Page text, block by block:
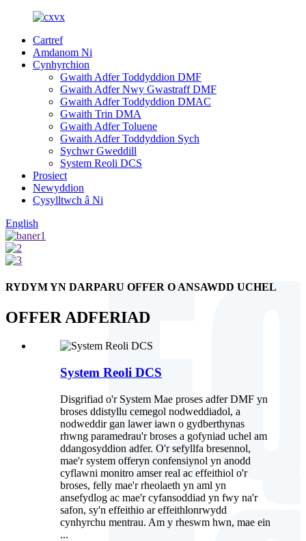
Cartref
Amdanom Ni
Cynhyrchion
Gwaith Adfer Toddyddion DMF
Gwaith Adfer Nwy Gwastraff DMF
Gwaith Adfer Toddyddion DMAC
Gwaith Trin DMA
Gwaith Adfer Toluene
Gwaith Adfer Toddyddion Sych
Sychwr Gweddill
System Reoli DCS
Prosiect
Newyddion
Cysylltwch â Ni
English
RYDYM YN DARPARU OFFER O ANSAWDD UCHEL
OFFER ADFERIAD
System Reoli DCS
Disgrifiad o'r System Mae proses adfer DMF yn
broses ddistyllu cemegol nodweddiadol, a
nodweddir gan lawer iawn o gydberthynas
rhwng paramedrau'r broses a gofyniad uchel am
ddangosyddion adfer. O'r sefyllfa bresennol,
mae'r system offeryn confensiynol yn anodd
cyflawni monitro amser real ac effeithiol o'r
broses, felly mae'r rheolaeth yn aml yn
ansefydlog ac mae'r cyfansoddiad yn fwy na'r
safon, sy'n effeithio ar effeithlonrwydd
cynhyrchu mentrau. Am y rheswm hwn, mae ein
...